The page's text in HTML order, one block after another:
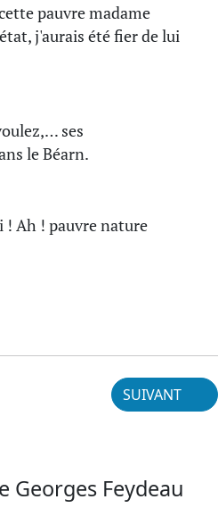
pauvre madame
j'aurais été fier de lui
ses
le Béarn.
! Ah ! pauvre nature
SUIVANT
Georges Feydeau